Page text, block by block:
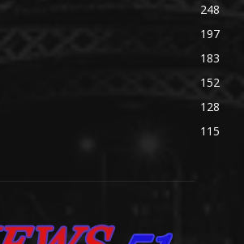
248
197
183
152
128
115